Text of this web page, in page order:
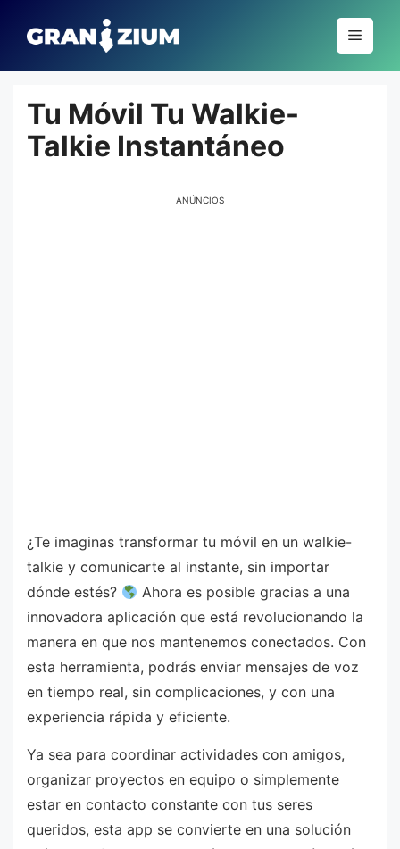
para
conteúdo
Menu
Tu Móvil Tu Walkie-
Talkie Instantáneo
ANÚNCIOS
¿Te imaginas transformar tu móvil en un walkie-
talkie y comunicarte al instante, sin importar
dónde estés?
Ahora es posible gracias a una
innovadora aplicación que está revolucionando la
manera en que nos mantenemos conectados. Con
esta herramienta, podrás enviar mensajes de voz
en tiempo real, sin complicaciones, y con una
experiencia rápida y eficiente.
Ya sea para coordinar actividades con amigos,
organizar proyectos en equipo o simplemente
estar en contacto constante con tus seres
queridos, esta app se convierte en una solución